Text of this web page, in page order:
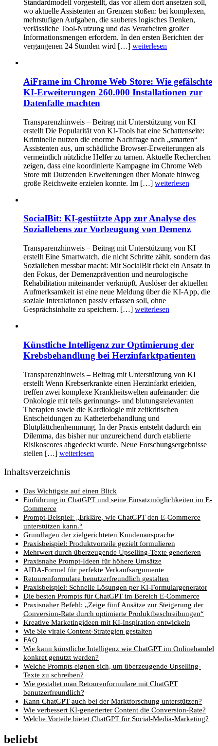
Standardmodell vorgestellt, das vor allem dort ansetzen soll,
wo aktuelle Assistenten an Grenzen stoßen: bei komplexen,
mehrstufigen Aufgaben, die sauberes logisches Denken,
verlässliche Tool-Nutzung und das Verarbeiten großer
Informationsmengen erfordern. In den ersten Berichten der
vergangenen 24 Stunden wird […] weiterlesen
AiFrame im Chrome Web Store: Wie gefälschte
KI-Erweiterungen 260.000 Installationen zur
Datenfalle machten
Transparenzhinweis – Beitrag mit Unterstützung von KI
erstellt Die Popularität von KI-Tools hat eine Schattenseite:
Kriminelle nutzen die enorme Nachfrage nach „smarten“
Assistenten aus, um schädliche Browser-Erweiterungen als
vermeintlich nützliche Helfer zu tarnen. Aktuelle Recherchen
zeigen, dass eine koordinierte Kampagne im Chrome Web
Store mit Dutzenden Erweiterungen über Monate hinweg
große Reichweite erzielen konnte. Im […] weiterlesen
SocialBit: KI-gestützte App zur Analyse des
Soziallebens zur Vorbeugung von Demenz
Transparenzhinweis – Beitrag mit Unterstützung von KI
erstellt Eine Smartwatch, die nicht Schritte zählt, sondern das
Sozialleben messbar macht: Mit SocialBit rückt ein Ansatz in
den Fokus, der Demenzprävention und neurologische
Rehabilitation miteinander verknüpft. Auslöser der aktuellen
Aufmerksamkeit ist eine neue Meldung über die KI-App, die
soziale Interaktionen passiv erfassen soll, ohne
Gesprächsinhalte zu speichern. […] weiterlesen
Künstliche Intelligenz zur Optimierung der
Krebsbehandlung bei Herzinfarktpatienten
Transparenzhinweis – Beitrag mit Unterstützung von KI
erstellt Wenn Krebserkrankte einen Herzinfarkt erleiden,
treffen zwei komplexe Krankheitswelten aufeinander: die
Onkologie mit teils gerinnungs- und blutungsrelevanten
Therapien sowie die Kardiologie mit zeitkritischen
Entscheidungen zu Katheterbehandlung und
Blutplättchenhemmung. In der Praxis entsteht dadurch ein
Dilemma, das bisher nur unzureichend durch etablierte
Risikoscores abgedeckt wurde. Neue Forschungsergebnisse
stellen […] weiterlesen
Inhaltsverzeichnis
Das Wichtigste auf einen Blick
Einführung in ChatGPT und seine Einsatzmöglichkeiten im E-
Commerce
Prompt-Beispiel: „Erkläre, wie ChatGPT den E-Commerce
unterstützen kann.“
Grundlagen der zielgerichteten Kundenansprache
Praxisbeispiel: Produktvorteile gezielt formulieren
Mehrwert durch überzeugende Upselling-Texte generieren
Praxisnahe Prompt-Ideen für höhere Umsätze
AIDA-Formel für perfekte Verkaufsargumente
Retourenformulare benutzerfreundlich gestalten
Praxisbeispiel: Schnelle Lösungen per KI-Formulargenerator
Die besten Prompts für ChatGPT im Bereich E-Commerce
Praxisnaher Befehl: „Zeige fünf Ansätze zur Steigerung der
Conversion-Rate durch optimierte Produktbeschreibungen“
Kreative Marketingideen mit KI-Inspiration entwickeln
Wie Sie virale Content-Strategien gestalten
FAQ
Wie kann künstliche Intelligenz wie ChatGPT im Onlinehandel
konkret genutzt werden?
Welche Prompts eignen sich, um überzeugende Upselling-
Texte zu schreiben?
Wie gestaltet man Retourenformulare mit ChatGPT
benutzerfreundlich?
Kann ChatGPT auch bei der Marktforschung unterstützen?
Wie verbessert KI-generierter Content die Conversion-Rate?
Welche Vorteile bietet ChatGPT für Social-Media-Marketing?
beliebt